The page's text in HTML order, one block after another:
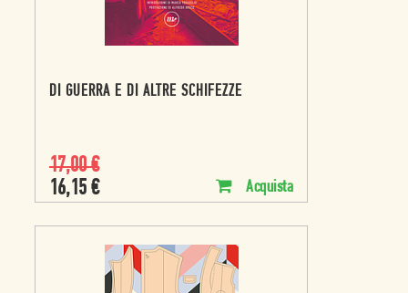
DI GUERRA E DI ALTRE SCHIFEZZE
17,00€
16,15 € Acquista